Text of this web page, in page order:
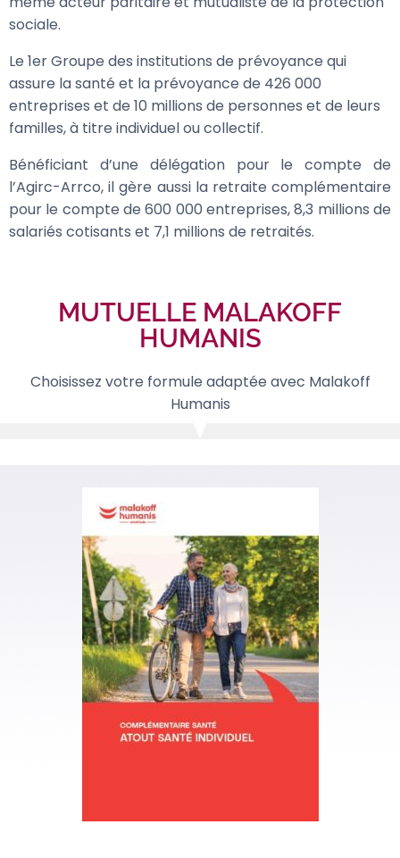
sociale.
Le 1er Groupe des institutions de prévoyance qui
assure la santé et la prévoyance de 426 000
entreprises et de 10 millions de personnes et de leurs
familles, à titre individuel ou collectif.
Bénéficiant d’une délégation pour le compte de
l’Agirc-Arrco, il gère aussi la retraite complémentaire
pour le compte de 600 000 entreprises, 8,3 millions de
salariés cotisants et 7,1 millions de retraités.
MUTUELLE MALAKOFF
HUMANIS
Choisissez votre formule adaptée avec Malakoff
Humanis